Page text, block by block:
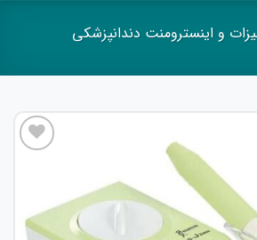
و اینسترومنت دندانپزشکی
علاقه
مندی